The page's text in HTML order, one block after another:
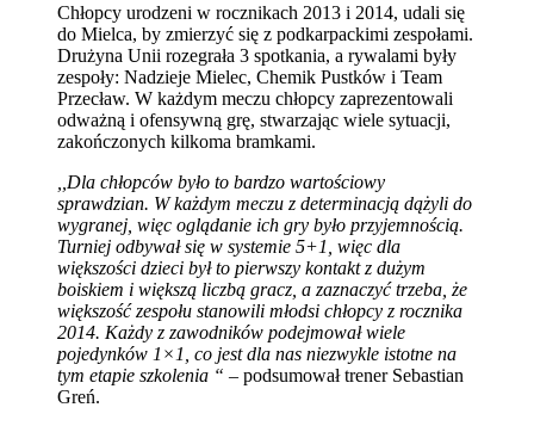
Chłopcy urodzeni w rocznikach 2013 i 2014, udali się
do Mielca, by zmierzyć się z podkarpackimi zespołami.
Drużyna Unii rozegrała 3 spotkania, a rywalami były
zespoły: Nadzieje Mielec, Chemik Pustków i Team
Przecław. W każdym meczu chłopcy zaprezentowali
odważną i ofensywną grę, stwarzając wiele sytuacji,
zakończonych kilkoma bramkami.
,,Dla chłopców było to bardzo wartościowy
sprawdzian. W każdym meczu z determinacją dążyli do
wygranej, więc oglądanie ich gry było przyjemnością.
Turniej odbywał się w systemie 5+1, więc dla
większości dzieci był to pierwszy kontakt z dużym
boiskiem i większą liczbą gracz, a zaznaczyć trzeba, że
większość zespołu stanowili młodsi chłopcy z rocznika
2014. Każdy z zawodników podejmował wiele
pojedynków 1×1, co jest dla nas niezwykle istotne na
tym etapie szkolenia “ – podsumował trener Sebastian
Greń.